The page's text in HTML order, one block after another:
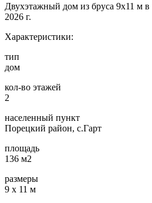
Двухэтажный дом из бруса 9х11 м
2026 г.
Характеристики:
тип
дом
кол-во этажей
2
населенный пункт
Порецкий район, с.Гарт
площадь
136 м2
размеры
9 х 11 м